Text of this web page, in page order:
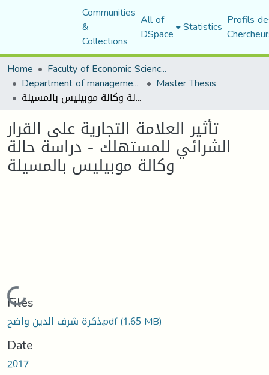
Communities
&
Collections
All of
DSpace Statistics Profils
Home
Faculty of Economic Sciences, Commerce and Management Sciences
Department of management sciences Master Thesis
تأثير العلامة التجارية على القرار الشرائي للمستهلك - دراسة حالة وكالة موبيليس بالمسيلة
تأثير العلامة التجارية على القرار
الشرائي للمستهلك - دراسة حالة
وكالة موبيليس بالمسيلة
Loading...
Files
ذكرة شرف الدين واضح.pdf(1.65 MB)
Date
2017